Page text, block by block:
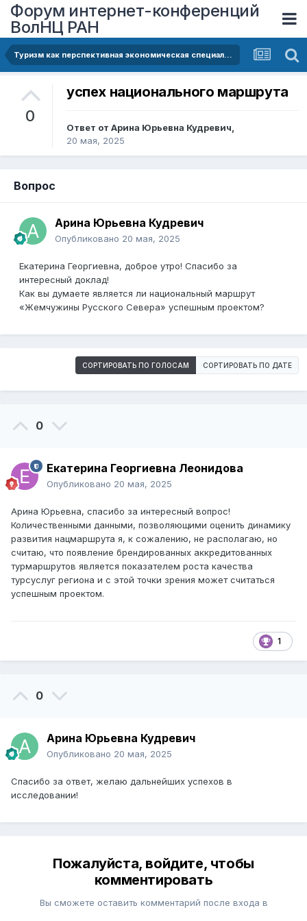
Форум интернет-конференций
ВолНЦ РАН
Туризм как перспективная экономическая специализация Вологодской области
0
успех национального маршрута
Ответ от Арина Юрьевна Кудревич,
20 мая, 2025
Вопрос
Арина Юрьевна Кудревич
Опубликовано 20 мая, 2025
Екатерина Георгиевна, доброе утро! Спасибо за
интересный доклад!
Как вы думаете является ли национальный маршрут
«Жемчужины Русского Севера» успешным проектом?
СОРТИРОВАТЬ ПО ГОЛОСАМ СОРТИРОВАТЬ ПО ДАТЕ
0
Екатерина Георгиевна Леонидова
Опубликовано 20 мая, 2025
Арина Юрьевна, спасибо за интересный вопрос!
Количественными данными, позволяющими оценить динамику
развития нацмаршрута я, к сожалению, не располагаю, но
считаю, что появление брендированных аккредитованных
турмаршрутов является показателем роста качества
турсуслуг региона и с этой точки зрения может считаться
успешным проектом.
1
0
Арина Юрьевна Кудревич
Опубликовано 20 мая, 2025
Спасибо за ответ, желаю дальнейших успехов в
исследовании!
Пожалуйста, войдите, чтобы
комментировать
Вы сможете оставить комментарий после входа в